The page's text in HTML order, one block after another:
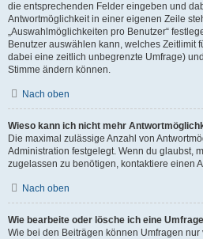
die entsprechenden Felder eingeben und
Antwortmöglichkeit in einer eigenen Zeile
„Auswahlmöglichkeiten pro Benutzer“
Benutzer auswählen kann, welches Zeitlimit
dabei eine zeitlich unbegrenzte Umfrage)
Stimme ändern können.
Nach oben
Wieso kann ich nicht mehr
Die maximal zulässige Anzahl von
Administration festgelegt. Wenn du glaubst,
zugelassen zu benötigen, kontaktiere einen
Nach oben
Wie bearbeite oder lösche ich eine
Wie bei den Beiträgen können Umfragen